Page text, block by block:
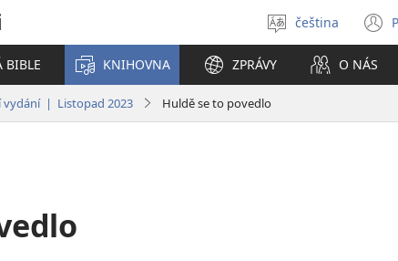
Vybrat
jazyk
čeština
BIBLE KNIHOVNA ZPRÁVY O NÁS
vydání | Listopad 2023 Huldě se to povedlo